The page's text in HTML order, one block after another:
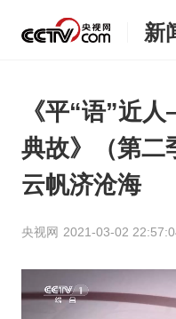
新
《平“语”近
典故》（第二
云帆济沧海
央视网 2021-03-02